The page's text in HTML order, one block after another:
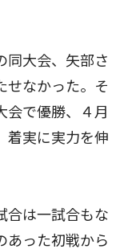
大会、矢部さ
せなかった。そ
会で優勝、４月
着実に実力を伸
合は一試合もな
あった初戦から